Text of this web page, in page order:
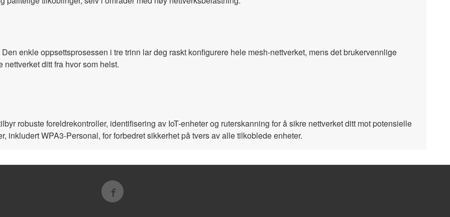
enkle oppsettsprosessen i tre trinn lar deg raskt konfigurere hele mesh-nettverket, mens det brukervennlige
ditt fra hvor som helst.
robuste foreldrekontroller, identifisering av IoT-enheter og ruterskanning for å sikre nettverket ditt mot potensielle
inkludert WPA3-Personal, for forbedret sikkerhet på tvers av alle tilkoblede enheter.